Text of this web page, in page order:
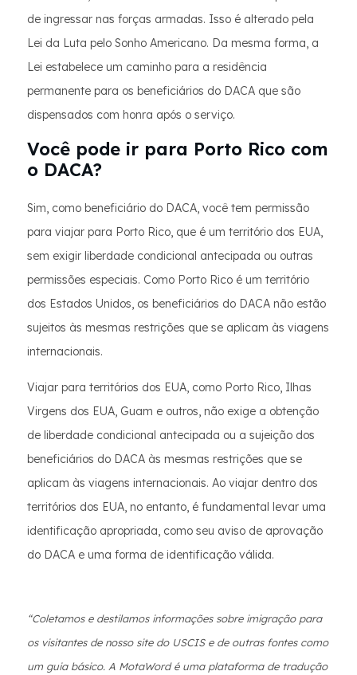
de ingressar nas forças armadas. Isso é alterado pela
Lei da Luta pelo Sonho Americano. Da mesma forma, a
Lei estabelece um caminho para a residência
permanente para os beneficiários do DACA que são
dispensados com honra após o serviço.
Você pode ir para Porto Rico com
o DACA?
Sim, como beneficiário do DACA, você tem permissão
para viajar para Porto Rico, que é um território dos EUA,
sem exigir liberdade condicional antecipada ou outras
permissões especiais. Como Porto Rico é um território
dos Estados Unidos, os beneficiários do DACA não estão
sujeitos às mesmas restrições que se aplicam às viagens
internacionais.
Viajar para territórios dos EUA, como Porto Rico, Ilhas
Virgens dos EUA, Guam e outros, não exige a obtenção
de liberdade condicional antecipada ou a sujeição dos
beneficiários do DACA às mesmas restrições que se
aplicam às viagens internacionais. Ao viajar dentro dos
territórios dos EUA, no entanto, é fundamental levar uma
identificação apropriada, como seu aviso de aprovação
do DACA e uma forma de identificação válida.
“Coletamos e destilamos informações sobre imigração para
os visitantes de nosso site do USCIS e de outras fontes como
um guia básico. A MotaWord é uma plataforma de tradução